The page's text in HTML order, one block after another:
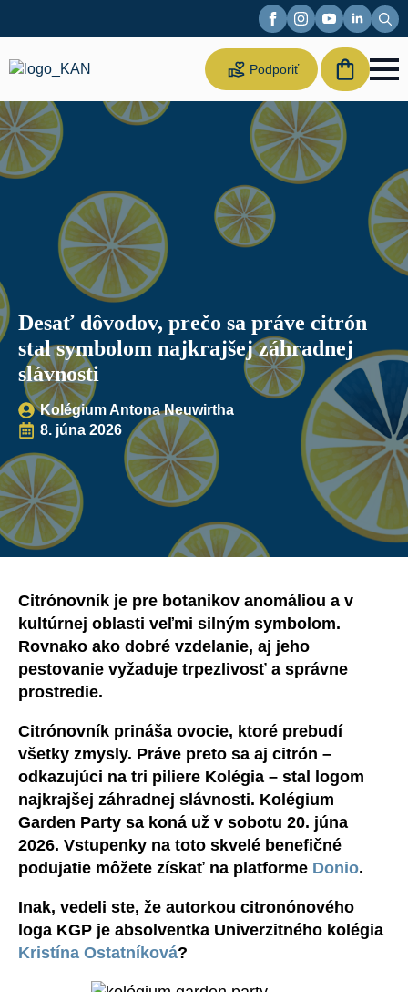
for:
Podporiť
us
Desať dôvodov, prečo sa práve citrón
stal symbolom najkrajšej záhradnej
slávnosti
Kolégium Antona Neuwirtha
8. júna 2026
Citrónovník je pre botanikov anomáliou a v
kultúrnej oblasti veľmi silným symbolom.
Rovnako ako dobré vzdelanie, aj jeho
pestovanie vyžaduje trpezlivosť a správne
prostredie.
Citrónovník prináša ovocie, ktoré prebudí
všetky zmysly. Práve preto sa aj citrón –
odkazujúci na tri piliere Kolégia – stal logom
najkrajšej záhradnej slávnosti. Kolégium
Garden Party sa koná už v sobotu 20. júna
2026. Vstupenky na toto skvelé benefičné
podujatie môžete získať na platforme Donio.
Inak, vedeli ste, že autorkou citronónového
loga KGP je absolventka Univerzitného kolégia
Kristína Ostatníková?